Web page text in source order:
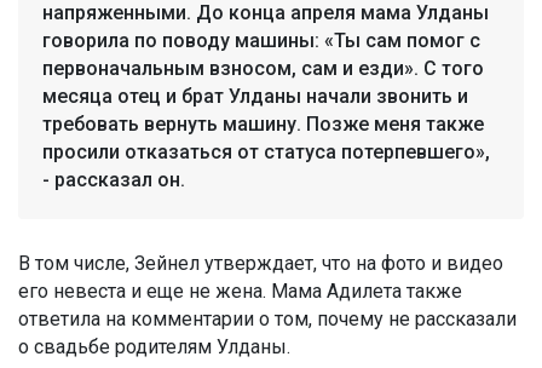
напряженными. До конца апреля мама Улданы
говорила по поводу машины: «Ты сам помог с
первоначальным взносом, сам и езди». С того
месяца отец и брат Улданы начали звонить и
требовать вернуть машину. Позже меня также
просили отказаться от статуса потерпевшего»,
- рассказал он.
В том числе, Зейнел утверждает, что на фото и видео
его невеста и еще не жена. Мама Адилета также
ответила на комментарии о том, почему не рассказали
о свадьбе родителям Улданы.